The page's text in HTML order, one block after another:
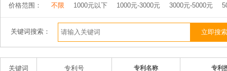
价格范围： 不限 1000元以下 1000元-3000元 3000元-5000元
关键词搜索：
关键词 专利号 专利名称 专利